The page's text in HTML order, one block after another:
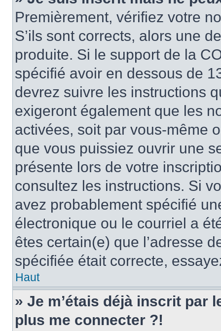
Premièrement, vérifiez votre
S’ils sont corrects, alors une
produite. Si le support de la
spécifié avoir en dessous de
devrez suivre les instructions
exigeront également que les
activées, soit par vous-même
que vous puissiez ouvrir une
présente lors de votre
consultez les instructions. Si
avez probablement spécifié
électronique ou le courriel a
êtes certain(e) que l’adresse
spécifiée était correcte,
Haut
» Je m’étais déjà inscrit par
plus me connecter ?!